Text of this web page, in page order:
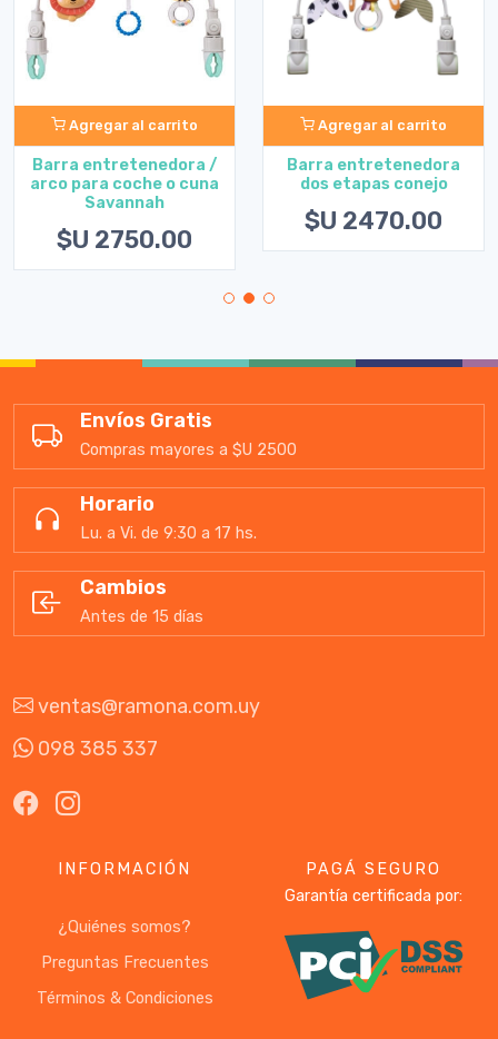
Agregar al carrito
Barra entretenedora /
arco para coche o cuna
Savannah
$U 2750.00
Agregar al carrito
Barra entretenedora
dos etapas conejo
$U 2470.00
Envíos Gratis
Compras mayores a $U 2500
Horario
Lu. a Vi. de 9:30 a 17 hs.
Cambios
Antes de 15 días
ventas@ramona.com.uy
098 385 337
INFORMACIÓN
¿Quiénes somos?
Preguntas Frecuentes
Términos & Condiciones
PAGÁ SEGURO
Garantía certificada por: